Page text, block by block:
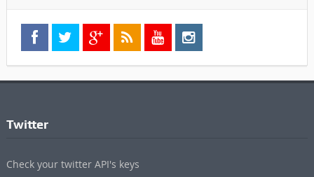
Twitter
Check your twitter API's keys